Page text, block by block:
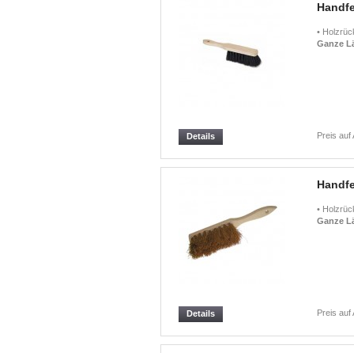
•
Ganze
Preis auf
Details
•
Ganze
Preis auf
Details